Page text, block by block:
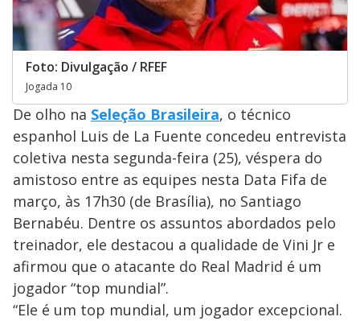
Foto: Divulgação / RFEF
Jogada 10
De olho na Seleção Brasileira, o técnico
espanhol Luis de La Fuente concedeu entrevista
coletiva nesta segunda-feira (25), véspera do
amistoso entre as equipes nesta Data Fifa de
março, às 17h30 (de Brasília), no Santiago
Bernabéu. Dentre os assuntos abordados pelo
treinador, ele destacou a qualidade de Vini Jr e
afirmou que o atacante do Real Madrid é um
jogador “top mundial”.
“Ele é um top mundial, um jogador excepcional.